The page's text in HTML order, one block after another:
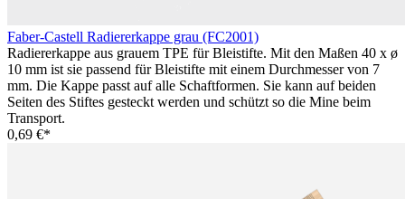
Faber-Castell Radiererkappe grau (FC2001)
Radiererkappe aus grauem TPE für Bleistifte. Mit den Maßen 40 x ø
10 mm ist sie passend für Bleistifte mit einem Durchmesser von 7
mm. Die Kappe passt auf alle Schaftformen. Sie kann auf beiden
Seiten des Stiftes gesteckt werden und schützt so die Mine beim
Transport.
0,69 €*